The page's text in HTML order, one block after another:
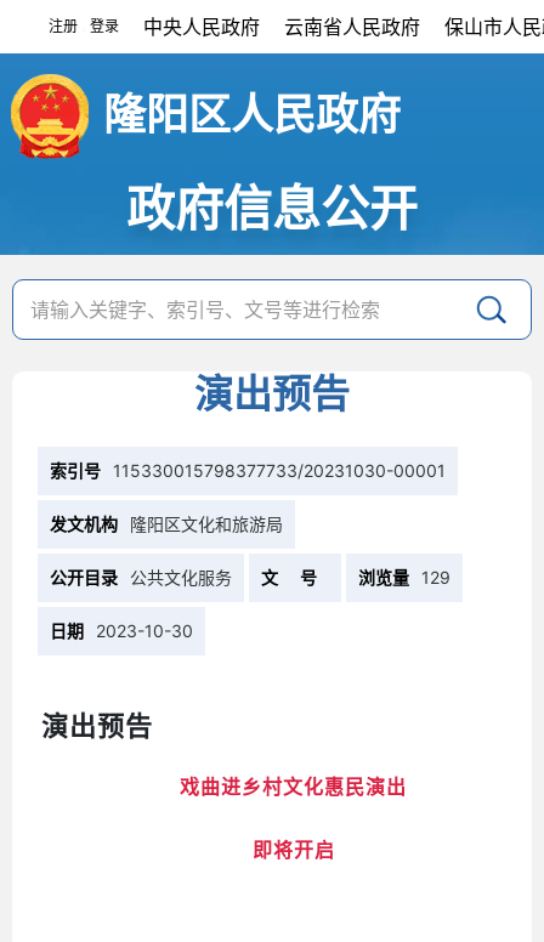
注册 登录 中央人民政府 云南省人民政府 保山市人
隆阳区人民政府
政府信息公开
演出预告
索引号 115330015798377733/20231030-00001
发文机构 隆阳区文化和旅游局
公开目录 公共文化服务 文 号 浏览量 129
日期 2023-10-30
演出预告
戏曲进乡村文化惠民演出
即将开启